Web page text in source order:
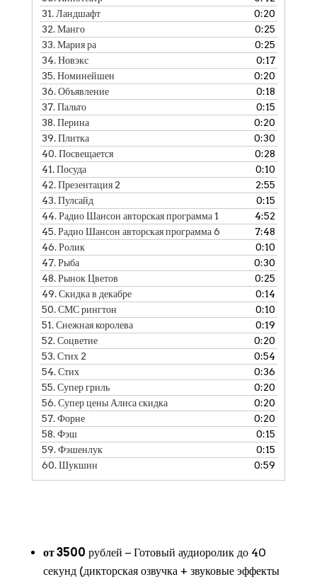
31.Ландшафт
0:20
32.Манго
0:25
33.Мария ра
0:25
34.Новэкс
0:17
35.Номинейшен
0:20
36.Объявление
0:18
37.Пальто
0:15
38.Перина
0:20
39.Плитка
0:30
40.Посвещается
0:28
41.Посуда
0:10
42.Презентация 2
2:55
43.Пулсайд
0:15
44.Радио Шансон авторская программа 1
4:52
45.Радио Шансон авторская программа 6
7:48
46.Ролик
0:10
47.Рыба
0:30
48.Рынок Цветов
0:25
49.Скидка в декабре
0:14
50.СМС рингтон
0:10
51.Снежная королева
0:19
52.Соцветие
0:20
53.Стих 2
0:54
54.Стих
0:36
55.Супер гриль
0:20
56.Супер цены Алиса скидка
0:20
57.Форне
0:20
58.Фэш
0:15
59.Фэшенлук
0:15
60.Шукшин 0:59
от 3500 рублей − Готовый аудиоролик до 40
секунд (дикторская озвучка + звуковые эффекты